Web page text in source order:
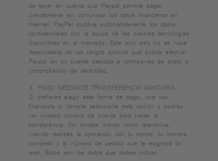
de tener en cuenta que Paypal permite pagar
directamente sin comunicar los datos financieros en
Internet. PayPal codifica automáticamente los datos
confidenciales con la ayuda de las mejores tecnologías
disponibles en el mercado. Este sitio web no se hace
responsable de los cargos propios que pueda efectuar
Paypal en su cuenta debidos a comisiones de costo o
comprobación de veracidad.
3. PAGO MEDIANTE TRANSFERENCIA BANCARIA
Si prefieres elegir esta forma de pago, una vez
finalizada tu compra selecciona esta opción y podrás
ver nuestro número de cuenta para hacer la
transferencia. No olvides indicar como referencia,
cuando realices la operación con tu banco, tu nombre
completo y el número de pedido que te asignará la
web. Estos son los datos que debes indicar: